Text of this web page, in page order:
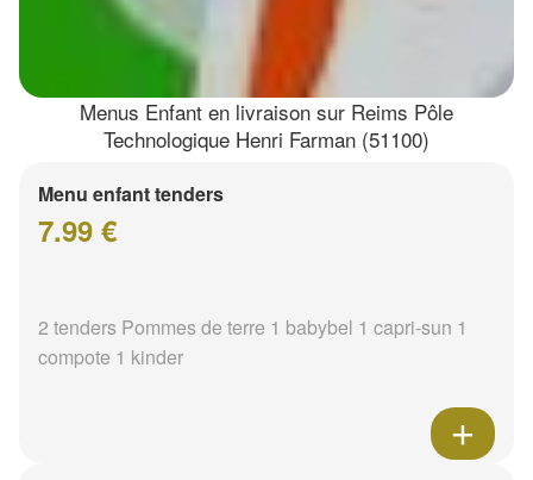
Menus Enfant en livraison sur Reims Pôle
Technologique Henri Farman (51100)
Menu enfant tenders
7.99 €
2 tenders Pommes de terre 1 babybel 1 capri-sun 1
compote 1 kinder